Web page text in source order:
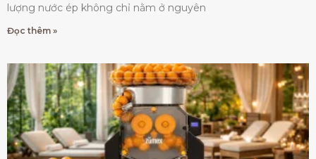
lượng nước ép không chỉ nằm ở nguyên
Đọc thêm »